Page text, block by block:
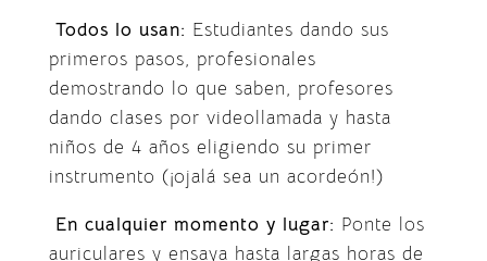
Todos lo usan: Estudiantes dando sus
primeros pasos, profesionales
demostrando lo que saben, profesores
dando clases por videollamada y hasta
niños de 4 años eligiendo su primer
instrumento (¡ojalá sea un acordeón!)
En cualquier momento y lugar: Ponte los
auriculares y ensaya hasta largas horas de